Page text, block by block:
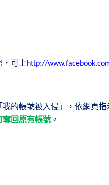
可上http://
我的帳號被入侵」，依網頁
奪回原有帳號。